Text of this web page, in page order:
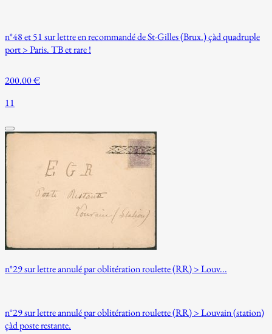
n°48 et 51 sur lettre en recommandé de St-Gilles (Brux.) çàd quadruple
port > Paris. TB et rare !
200.00 €
11
n°29 sur lettre annulé par oblitération roulette (RR) > Louv...
n°29 sur lettre annulé par oblitération roulette (RR) > Louvain (station)
çàd poste restante.